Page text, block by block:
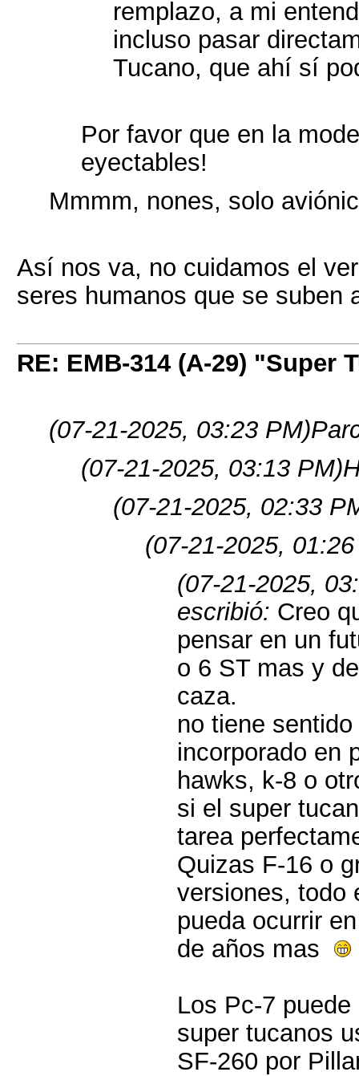
remplazo, a mi
incluso pasar
Tucano, que ahí sí
Por favor que en la
eyectables!
Mmmm, nones, solo
Así nos va, no cuidamos el
seres humanos que se suben
RE: EMB-314 (A-29) "Super
(07-21-2025, 03:23 PM)
(07-21-2025, 03:13 PM)
(07-21-2025, 02:33
(07-21-2025,
(07-21-2025,
escribió: Creo
pensar en un
o 6 ST mas y
caza.
no tiene
incorporado en
hawks, k-8 o
si el super
tarea
Quizas F-16 o
versiones, todo
pueda ocurrir
de años mas
Los Pc-7
super tucanos
SF-260 por